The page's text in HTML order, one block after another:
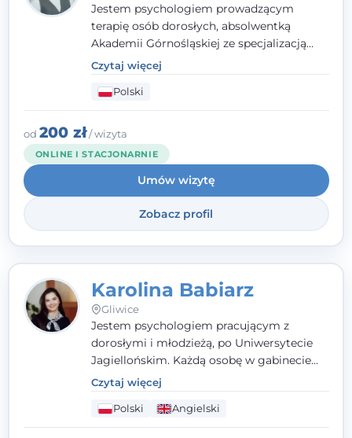
Jestem psychologiem prowadzącym
terapię osób dorosłych, absolwentką
Akademii Górnośląskiej ze specjalizacją
kliniczną. Oferuję konsultacje
psychologiczne i pierwszą pomoc
psychologiczną w kryzysie, przewlekłym
stresie czy obniżonym nastroju. Każde
spotkanie traktuję z szacunkiem,
uważnością i w atmosferze zaufania.
Czytaj więcej
Polski
od 200 zł/ wizyta
ONLINE I STACJONARNIE
Umów wizytę
Zobacz profil
Karolina Babiarz
Gliwice
Jestem psychologiem pracującym z
dorosłymi i młodzieżą, po Uniwersytecie
Jagiellońskim. Każdą osobę w gabinecie
traktuję jak osobną historię, którą poznaję,
budując relację opartą na zaufaniu i
empatii. Przyjmuję w Poradni Teraply.pl w
Gliwicach oraz online, po polsku i po
Czytaj więcej
Polski Angielski